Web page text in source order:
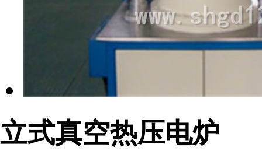
立式真空热压电炉